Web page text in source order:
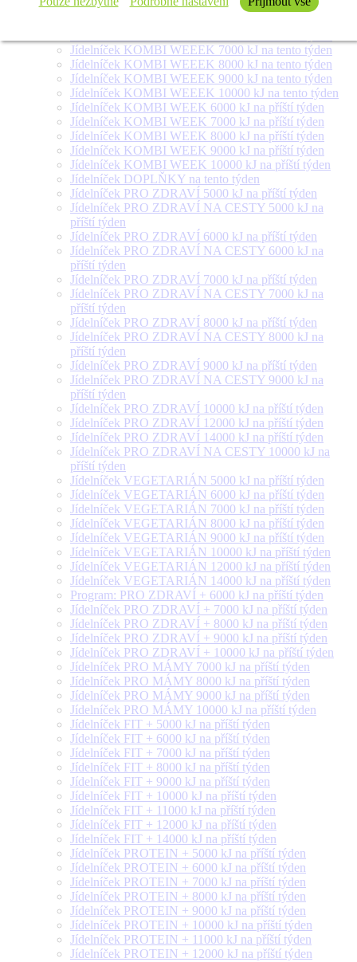
týden
Jídelníček KOMBI WEEEK 7000 kJ na tento týden
Jídelníček KOMBI WEEEK 8000 kJ na tento týden
Jídelníček KOMBI WEEEK 9000 kJ na tento týden
Jídelníček KOMBI WEEEK 10000 kJ na tento týden
Jídelníček KOMBI WEEK 6000 kJ na příští týden
Jídelníček KOMBI WEEK 7000 kJ na příští týden
Jídelníček KOMBI WEEK 8000 kJ na příští týden
Jídelníček KOMBI WEEK 9000 kJ na příští týden
Jídelníček KOMBI WEEK 10000 kJ na příští týden
Jídelníček DOPLŇKY na tento týden
Jídelníček PRO ZDRAVÍ 5000 kJ na příští týden
Jídelníček PRO ZDRAVÍ NA CESTY 5000 kJ na
příští týden
Jídelníček PRO ZDRAVÍ 6000 kJ na příští týden
Jídelníček PRO ZDRAVÍ NA CESTY 6000 kJ na
příští týden
Jídelníček PRO ZDRAVÍ 7000 kJ na příští týden
Jídelníček PRO ZDRAVÍ NA CESTY 7000 kJ na
příští týden
Jídelníček PRO ZDRAVÍ 8000 kJ na příští týden
Jídelníček PRO ZDRAVÍ NA CESTY 8000 kJ na
příští týden
Jídelníček PRO ZDRAVÍ 9000 kJ na příští týden
Jídelníček PRO ZDRAVÍ NA CESTY 9000 kJ na
příští týden
Jídelníček PRO ZDRAVÍ 10000 kJ na příští týden
Jídelníček PRO ZDRAVÍ 12000 kJ na příští týden
Jídelníček PRO ZDRAVÍ 14000 kJ na příští týden
Jídelníček PRO ZDRAVÍ NA CESTY 10000 kJ na
příští týden
Jídelníček VEGETARIÁN 5000 kJ na příští týden
Jídelníček VEGETARIÁN 6000 kJ na příští týden
Jídelníček VEGETARIÁN 7000 kJ na příští týden
Jídelníček VEGETARIÁN 8000 kJ na příští týden
Jídelníček VEGETARIÁN 9000 kJ na příští týden
Jídelníček VEGETARIÁN 10000 kJ na příští týden
Jídelníček VEGETARIÁN 12000 kJ na příští týden
Jídelníček VEGETARIÁN 14000 kJ na příští týden
Program: PRO ZDRAVÍ + 6000 kJ na příští týden
Jídelníček PRO ZDRAVÍ + 7000 kJ na příští týden
Jídelníček PRO ZDRAVÍ + 8000 kJ na příští týden
Jídelníček PRO ZDRAVÍ + 9000 kJ na příští týden
Jídelníček PRO ZDRAVÍ + 10000 kJ na příští týden
Jídelníček PRO MÁMY 7000 kJ na příští týden
Jídelníček PRO MÁMY 8000 kJ na příští týden
Jídelníček PRO MÁMY 9000 kJ na příští týden
Jídelníček PRO MÁMY 10000 kJ na příští týden
Jídelníček FIT + 5000 kJ na příští týden
Jídelníček FIT + 6000 kJ na příští týden
Jídelníček FIT + 7000 kJ na příští týden
Jídelníček FIT + 8000 kJ na příští týden
Jídelníček FIT + 9000 kJ na příští týden
Jídelníček FIT + 10000 kJ na příští týden
Jídelníček FIT + 11000 kJ na příští týden
Jídelníček FIT + 12000 kJ na příští týden
Jídelníček FIT + 14000 kJ na příští týden
Jídelníček PROTEIN + 5000 kJ na příští týden
Jídelníček PROTEIN + 6000 kJ na příští týden
Jídelníček PROTEIN + 7000 kJ na příští týden
Jídelníček PROTEIN + 8000 kJ na příští týden
Jídelníček PROTEIN + 9000 kJ na příští týden
Jídelníček PROTEIN + 10000 kJ na příští týden
Jídelníček PROTEIN + 11000 kJ na příští týden
Jídelníček PROTEIN + 12000 kJ na příští týden